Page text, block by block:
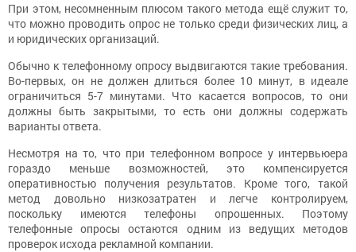
При этом, несомненным плюсом такого метода ещё служит то,
что можно проводить опрос не только среди физических лиц, а
и юридических организаций.
Обычно к телефонному опросу выдвигаются такие требования.
Во-первых, он не должен длиться более 10 минут, в идеале
ограничиться 5-7 минутами. Что касается вопросов, то они
должны быть закрытыми, то есть они должны содержать
варианты ответа.
Несмотря на то, что при телефонном вопросе у интервьюера
гораздо меньше возможностей, это компенсируется
оперативностью получения результатов. Кроме того, такой
метод довольно низкозатратен и легче контролируем,
поскольку имеются телефоны опрошенных. Поэтому
телефонные опросы остаются одним из ведущих методов
проверок исхода рекламной компании.